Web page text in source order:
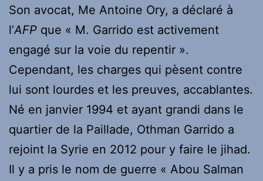
Son avocat, Me Antoine Ory, a déclaré à
l’AFP que « M. Garrido est activement
engagé sur la voie du repentir ».
Cependant, les charges qui pèsent contre
lui sont lourdes et les preuves, accablantes.
Né en janvier 1994 et ayant grandi dans le
quartier de la Paillade, Othman Garrido a
rejoint la Syrie en 2012 pour y faire le jihad.
Il y a pris le nom de guerre « Abou Salman